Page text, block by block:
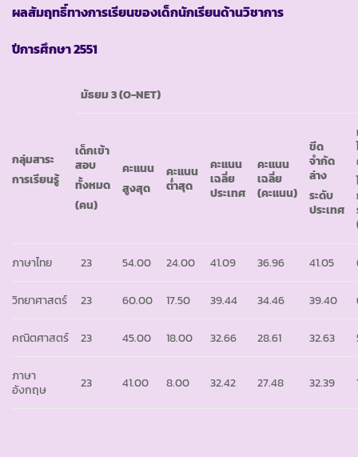
ผลสัมฤทธิ์ทางการเรียนของเด็กนักเรียนด้านวิชาการ
ปีการศึกษา2551
กลุ่มสาระ
การเรียนรู้
มัธยม 3 (O-NET)
เด็กเข้า
สอบ
ทั้งหมด
(คน)
คะแนน
สูงสุด
คะแนน
ต่ำสุด
คะแนน
เฉลี่ย
ประเทศ
คะแนน
เฉลี่ย
(คะแนน)
ขีด
จำกัด
ล่าง
ระดับ
ประเทศ
ภาษาไทย 23 54.00 24.00 41.09 36.96 41.05
วิทยาศาสตร์ 23 60.00 17.50 39.44 34.46 39.40
คณิตศาสตร์ 23 45.00 18.00 32.66 28.61 32.63
ภาษา
อังกฤษ
23 41.00 8.00 32.42 27.48 32.39